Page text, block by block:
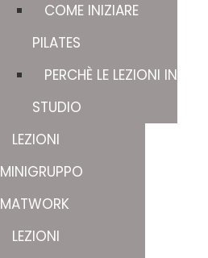
COME INIZIARE
PILATES
PERCHÈ LE LEZIONI IN
STUDIO
LEZIONI
MINIGRUPPO
MATWORK
LEZIONI